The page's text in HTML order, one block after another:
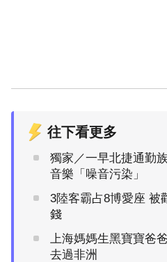
往下看更多
獨家／一早北捷通勤
音樂「噪音污染」
3陸客霸占8博愛座 被
錢
上海媽媽生黑寶寶爸
去過非洲